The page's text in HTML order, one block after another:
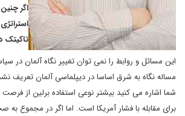
اگر
تاکیتک
این مسائل و روابط را نمی توان تغییر نگاه آلمان در
مساله نگاه به شرق اساسا در دیپلماسی آلمان تعریف
شما اشاره می کنید بیشتر نوعی استفاده برلین از
برای مقابله با فشار آمریکا است. اما اگر در مجموع